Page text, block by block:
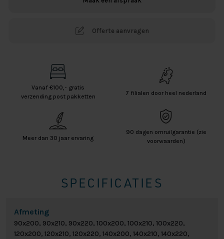
Offerte aanvragen
Vanaf €100,- gratis
verzending post pakketten
7 filialen door heel nederland
Meer dan 30 jaar ervaring
90 dagen omruilgarantie (zie
voorwaarden)
SPECIFICATIES
Afmeting
90x200, 90x210, 90x220, 100x200, 100x210, 100x220,
120x200, 120x210, 120x220, 140x200, 140x210, 140x220,